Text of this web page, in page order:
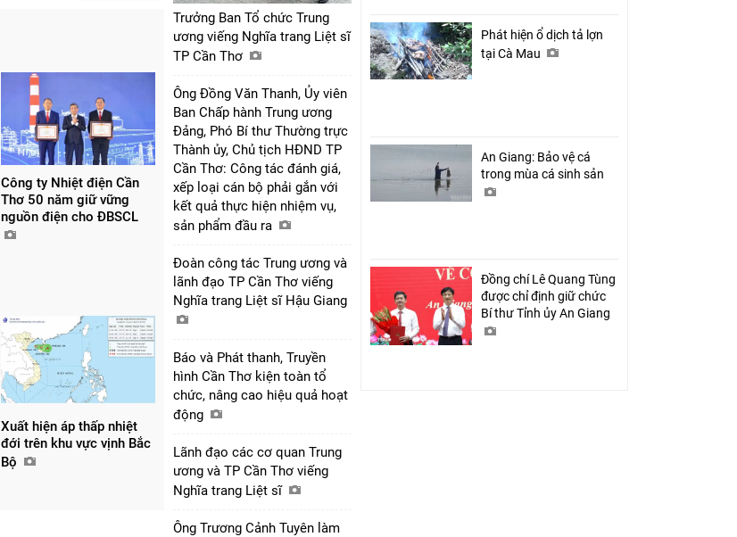
Công ty Nhiệt điện Cần
Thơ 50 năm giữ vững
nguồn điện cho ĐBSCL
Xuất hiện áp thấp nhiệt
đới trên khu vực vịnh Bắc
Bộ
Trưởng Ban Tổ chức Trung
ương viếng Nghĩa trang Liệt sĩ
TP Cần Thơ
Ông Đồng Văn Thanh, Ủy viên
Ban Chấp hành Trung ương
Đảng, Phó Bí thư Thường trực
Thành ủy, Chủ tịch HĐND TP
Cần Thơ: Công tác đánh giá,
xếp loại cán bộ phải gắn với
kết quả thực hiện nhiệm vụ,
sản phẩm đầu ra
Đoàn công tác Trung ương và
lãnh đạo TP Cần Thơ viếng
Nghĩa trang Liệt sĩ Hậu Giang
Báo và Phát thanh, Truyền
hình Cần Thơ kiện toàn tổ
chức, nâng cao hiệu quả hoạt
động
Lãnh đạo các cơ quan Trung
ương và TP Cần Thơ viếng
Nghĩa trang Liệt sĩ
Ông Trương Cảnh Tuyên làm
Phát hiện ổ dịch tả lợn
tại Cà Mau
An Giang: Bảo vệ cá
trong mùa cá sinh sản
Đồng chí Lê Quang Tùng
được chỉ định giữ chức
Bí thư Tỉnh ủy An Giang